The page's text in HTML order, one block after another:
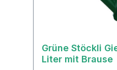
Grüne Stöckli
Liter mit Brause